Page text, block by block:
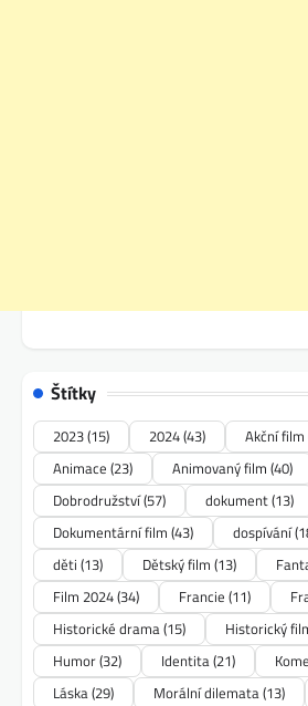
Štítky
2023(15) 2024(43) Akční film
Animace (23) Animovaný film (40)
Dobrodružství(57) dokument(13)
Dokumentární film (43) dospívání
děti (13) Dětský film (13)
Film 2024(34) Francie (11)
Historické drama(15) Historický
Humor(32) Identita(21)
Láska(29) Morální dilemata(13)